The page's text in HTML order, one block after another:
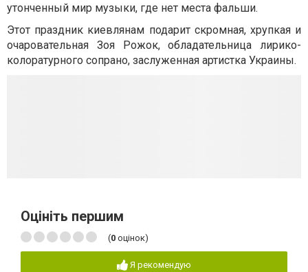
утонченный мир музыки, где нет места фальши.
Этот праздник киевлянам подарит скромная, хрупкая и
очаровательная Зоя Рожок, обладательница лирико-
колоратурного сопрано, заслуженная артистка Украины.
Оцініть першим
(0 оцінок)
Я рекомендую